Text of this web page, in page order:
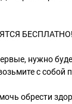
БЕСПЛАТНО!
нужно
с собой
обрести